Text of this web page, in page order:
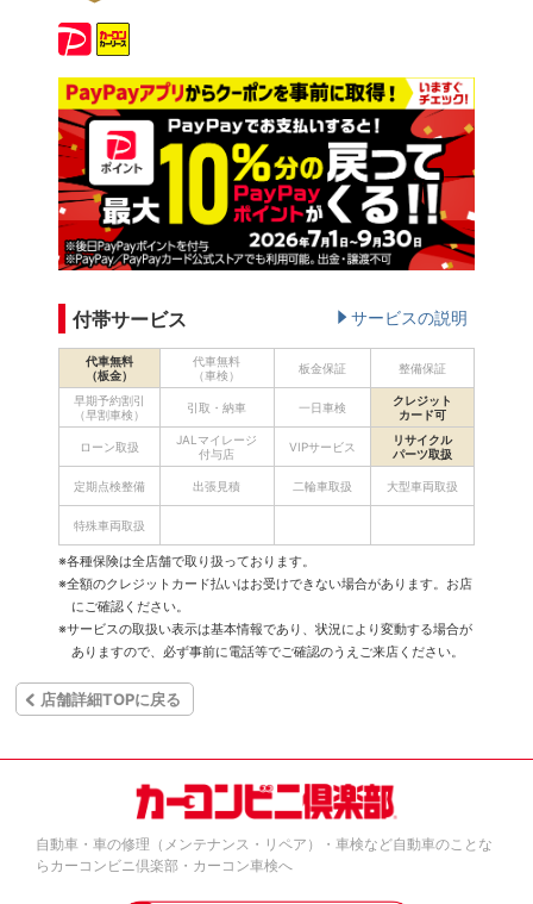
付帯サービス サービスの説明
代車無料
（板金）
代車無料
（車検）
板金保証 整備保証
早期予約割引
（早割車検）
引取・納車 一日車検
クレジット
カード可
ローン取扱
JALマイレージ
付与店
VIPサービス
リサイクル
パーツ取扱
定期点検整備 出張見積 二輪車取扱 大型車両取扱
特殊車両取扱
※各種保険は全店舗で取り扱っております。
※全額のクレジットカード払いはお受けできない場合があります。お店
にご確認ください。
※サービスの取扱い表示は基本情報であり、状況により変動する場合が
ありますので、必ず事前に電話等でご確認のうえご来店ください。
店舗詳細TOPに戻る
自動車・車の修理（メンテナンス・リペア）・車検など自動車のことな
らカーコンビニ倶楽部・カーコン車検へ